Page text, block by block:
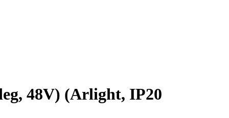
48V) (Arlight, IP20